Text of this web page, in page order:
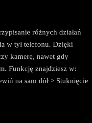
różnych działań
w tył telefonu. Dzięki
kamerę, nawet gdy
Funkcję znajdziesz w:
na sam dół > Stuknięcie